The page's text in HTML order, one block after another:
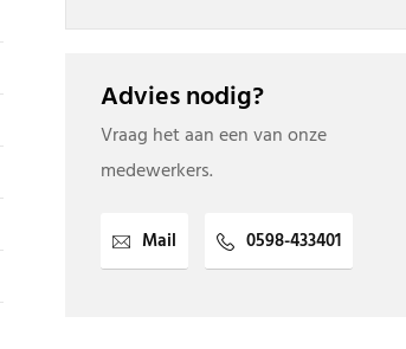
Advies nodig?
Vraag het aan een van onze
medewerkers.
Mail 0598-433401